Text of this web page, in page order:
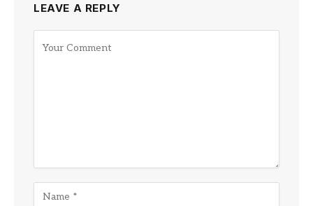
LEAVE A REPLY